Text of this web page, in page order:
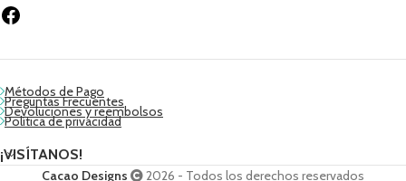
Métodos de Pago
Preguntas Frecuentes
Devoluciones y reembolsos
Política de privacidad
¡VISÍTANOS!
Cacao Designs 2026 - Todos los derechos reservados